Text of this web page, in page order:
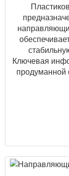
Ключевая
продуманной